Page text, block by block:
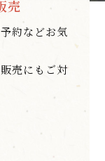
売
約などお気
売にもご対